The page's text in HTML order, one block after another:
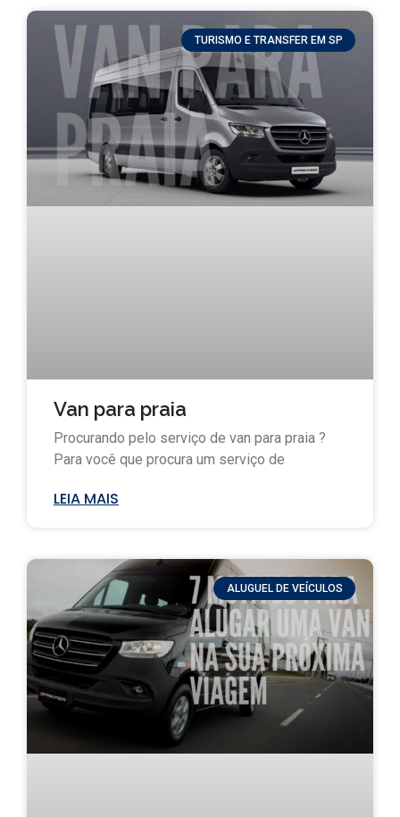
TURISMO E TRANSFER EM SP
Van para praia
Procurando pelo serviço de van para praia ?
Para você que procura um serviço de
LEIA MAIS
ALUGUEL DE VEÍCULOS